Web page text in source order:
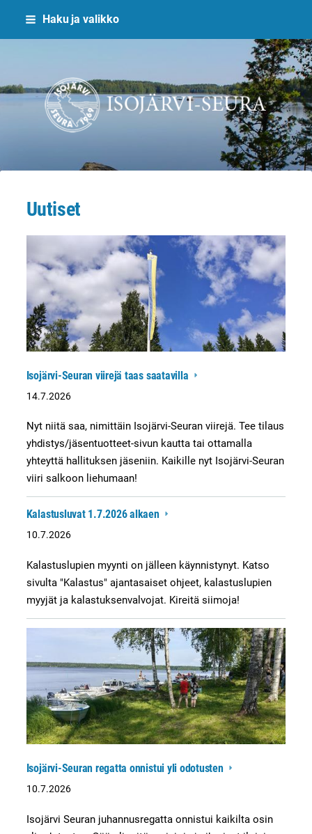
Siirry
Haku ja valikko
Isojärvi-Seura ry
Uutiset
Isojärvi-Seuran viirejä taas saatavilla
14.7.2026
Nyt niitä saa, nimittäin Isojärvi-Seuran viirejä. Tee tilaus
yhdistys/jäsentuotteet-sivun kautta tai ottamalla
yhteyttä hallituksen jäseniin. Kaikille nyt Isojärvi-Seuran
viiri salkoon liehumaan!
Kalastusluvat 1.7.2026 alkaen
10.7.2026
Kalastuslupien myynti on jälleen käynnistynyt. Katso
sivulta "Kalastus" ajantasaiset ohjeet, kalastuslupien
myyjät ja kalastuksenvalvojat. Kireitä siimoja!
Isojärvi-Seuran regatta onnistui yli odotusten
10.7.2026
Isojärvi Seuran juhannusregatta onnistui kaikilta osin